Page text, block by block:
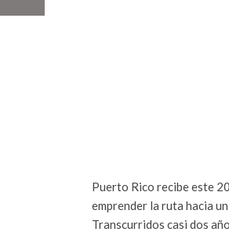
Puerto Rico recibe este
emprender la ruta hacia
Transcurridos casi dos